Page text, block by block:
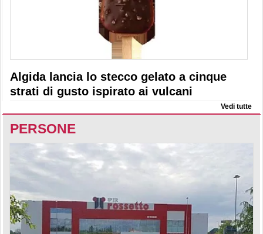
Algida lancia lo stecco gelato a cinque
strati di gusto ispirato ai vulcani
Vedi tutte
PERSONE